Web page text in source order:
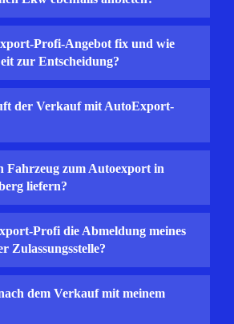
Profi-Angebot fix und wie
zur Entscheidung?
der Verkauf mit AutoExport-
Fahrzeug zum Autoexport in
liefern?
die Abmeldung meines
Zulassungsstelle?
dem Verkauf mit meinem